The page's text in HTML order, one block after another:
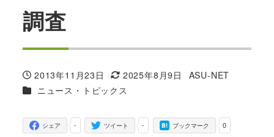
調査
投稿日
2013年11月23日
更新日
2025年8月9日
著
ASU-NET
カテゴリー
ニュース・トピックス
-
シェア -
ツイート 0
ブックマーク